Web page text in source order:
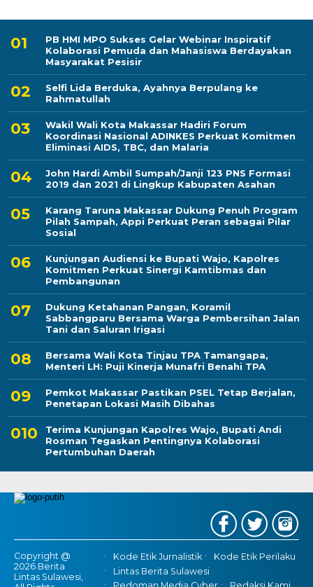
PB HMI MPO Sukses Gelar Webinar Inspiratif
Kolaborasi Pemuda dan Mahasiswa Berdayakan
Masyarakat Pesisir
Selfi Lida Berduka, Ayahnya Berpulang ke
Rahmatullah
Wakil Wali Kota Makassar Hadiri Forum
Koordinasi Nasional ADINKES Perkuat Komitmen
Eliminasi AIDS, TBC, dan Malaria
John Hardi Ambil Sumpah/Janji 123 PNS Formasi
2019 dan 2021 di Lingkup Kabupaten Asahan
Karang Taruna Makassar Dukung Penuh Program
Pilah Sampah, Appi Perkuat Peran sebagai Pilar
Sosial
Kunjungan Audiensi ke Bupati Wajo, Kapolres
Komitmen Perkuat Sinergi Kamtibmas dan
Pembangunan
Dukung Ketahanan Pangan, Koramil
Sabbangparu Bersama Warga Pembersihan Jalan
Tani dan Saluran Irigasi
Bersama Wali Kota Tinjau TPA Tamangapa,
Menteri LH: Puji Kinerja Munafri Benahi TPA
Pemkot Makassar Pastikan PSEL Tetap Berjalan,
Penetapan Lokasi Masih Dibahas
Terima Kunjungan Kapolres Wajo, Bupati Andi
Rosman Tegaskan Pentingnya Kolaborasi
Pertumbuhan Daerah
Copyright @
2026 Berita
Lintas Sulawesi,
Kode Etik Jurnalistik
Kode Etik Perilaku
Lintas Berita Sulawesi